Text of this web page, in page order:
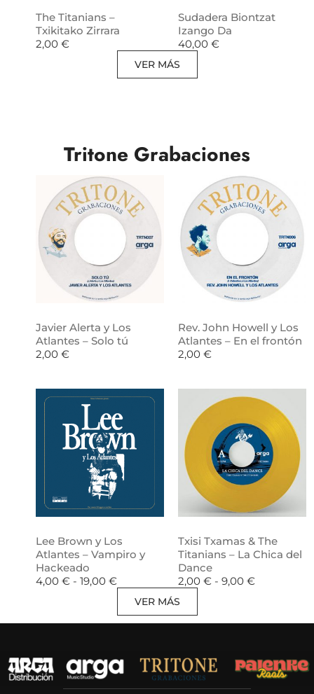
The Titanians –
Txikitako Zirrara
2,00 €
Sudadera Biontzat
Izango Da
40,00 €
VER MÁS
Tritone Grabaciones
Javier Alerta y Los
Atlantes – Solo tú
2,00 €
Rev. John Howell y Los
Atlantes – En el frontón
2,00 €
Lee Brown y Los
Atlantes – Vampiro y
Hackeado
4,00 € - 19,00 €
Txisi Txamas & The
Titanians – La Chica del
Dance
2,00 € - 9,00 €
VER MÁS